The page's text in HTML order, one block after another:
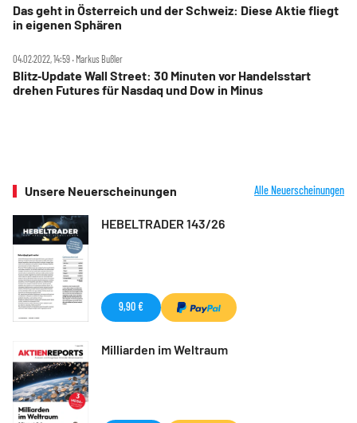
Das geht in Österreich und der Schweiz: Diese Aktie fliegt
in eigenen Sphären
04.02.2022, 14:59 ‧ Markus Bußler
Blitz‑Update Wall Street: 30 Minuten vor Handelsstart
drehen Futures für Nasdaq und Dow in Minus
Unsere Neuerscheinungen Alle Neuerscheinungen
HEBELTRADER 143/26
9,90 €
Milliarden im Weltraum